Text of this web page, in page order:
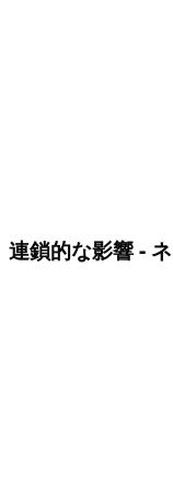
連鎖的な影響 -